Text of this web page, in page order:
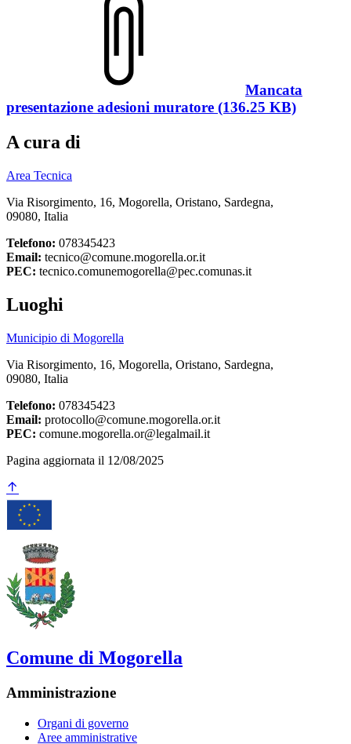
Mancata
presentazione adesioni muratore (136.25 KB)
A cura di
Area Tecnica
Via Risorgimento, 16, Mogorella, Oristano, Sardegna,
09080, Italia
Telefono: 078345423
Email: tecnico@comune.mogorella.or.it
PEC: tecnico.comunemogorella@pec.comunas.it
Luoghi
Municipio di Mogorella
Via Risorgimento, 16, Mogorella, Oristano, Sardegna,
09080, Italia
Telefono: 078345423
Email: protocollo@comune.mogorella.or.it
PEC: comune.mogorella.or@legalmail.it
Pagina aggiornata il 12/08/2025
Comune di Mogorella
Amministrazione
Organi di governo
Aree amministrative